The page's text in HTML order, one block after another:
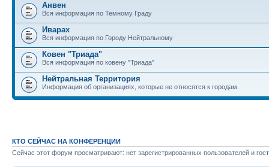
Анвен
Вся информация по Темному Граду
Иварах
Вся информация по Городу Нейтральному
Ковен "Триада"
Вся информация по ковену "Триада"
Нейтральная Территория
Информация об организациях, которые не относятся к городам.
КТО СЕЙЧАС НА КОНФЕРЕНЦИИ
Сейчас этот форум просматривают: нет зарегистрированных пользователей и